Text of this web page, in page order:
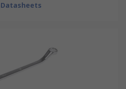
Datasheets